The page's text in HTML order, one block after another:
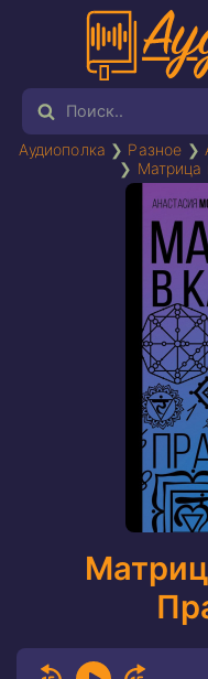
Аудиополка ❯ Разное ❯
❯ Матрица